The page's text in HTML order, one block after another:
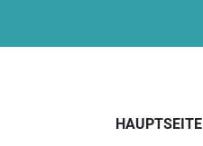
HAUPTSEITE